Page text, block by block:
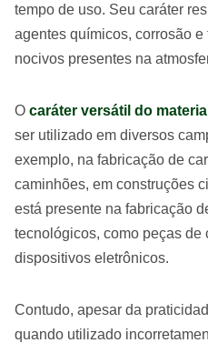
tempo de uso. Seu caráter
agentes químicos, corrosão
nocivos presentes na
O caráter versátil do material
ser utilizado em diversos
exemplo, na fabricação de
caminhões, em construções
está presente na fabricação
tecnológicos, como peças de
dispositivos eletrônicos.
Contudo, apesar da
quando utilizado